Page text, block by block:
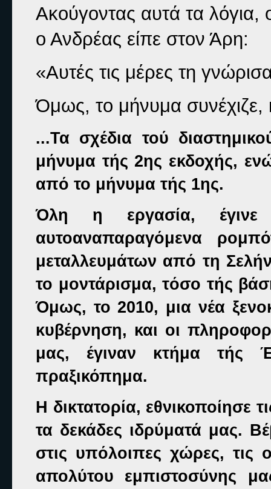
Ακούγοντας αυτά τα λόγια,
ο Ανδρέας είπε στον Άρη:
«Αυτές τις μέρες τη
Όμως, το μήνυμα συνέχιζε,
...Τα σχέδια τού
μήνυμα τής 2ης εκδοχής,
από το μήνυμα τής 1ης.
Όλη η εργασία,
αυτοαναπαραγόμενα
μεταλλευμάτων από τη
το μοντάρισμα, τόσο τής
Όμως, το 2010, μια νέα
κυβέρνηση, και οι
μας, έγιναν κτήμα τής
πραξικόπημα.
Η δικτατορία, εθνικοποίησε
τα δεκάδες ιδρύματά μας.
στις υπόλοιπες χώρες, τις
απολύτου εμπιστοσύνης